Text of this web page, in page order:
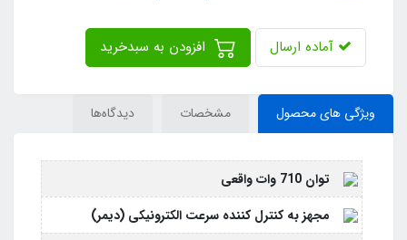
آماده ارسال
ویژگی های محصول مشخصات دیدگاه‌ها
توان 710 وات واقعی
مجهز به کنترل کننده سرعت الکترونیکی (دیمر)